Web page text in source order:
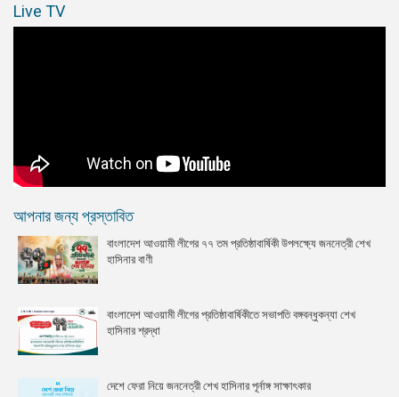
Live TV
আপনার জন্য প্রস্তাবিত
বাংলাদেশ আওয়ামী লীগের ৭৭ তম প্রতিষ্ঠাবার্ষিকী উপলক্ষ্যে জননেত্রী শেখ
হাসিনার বাণী
বাংলাদেশ আওয়ামী লীগের প্রতিষ্ঠাবার্ষিকীতে সভাপতি বঙ্গবন্ধুকন্যা শেখ
হাসিনার শ্রদ্ধা
দেশে ফেরা নিয়ে জননেত্রী শেখ হাসিনার পূর্নাঙ্গ সাক্ষাৎকার